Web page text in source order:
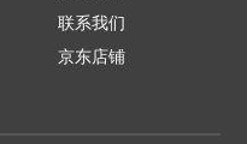
联系我们
京东店铺